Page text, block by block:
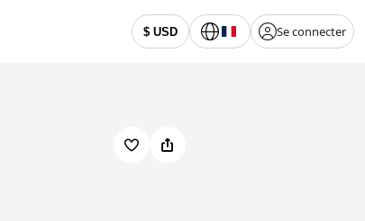
$ USD Se connecter